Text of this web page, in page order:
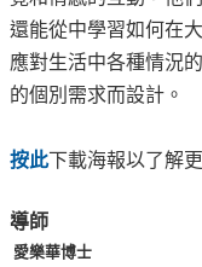
還能從中學習如何在
應對生活中各種情況
的個別需求而設計。
按此下載海報以了解
導師
愛樂華博士